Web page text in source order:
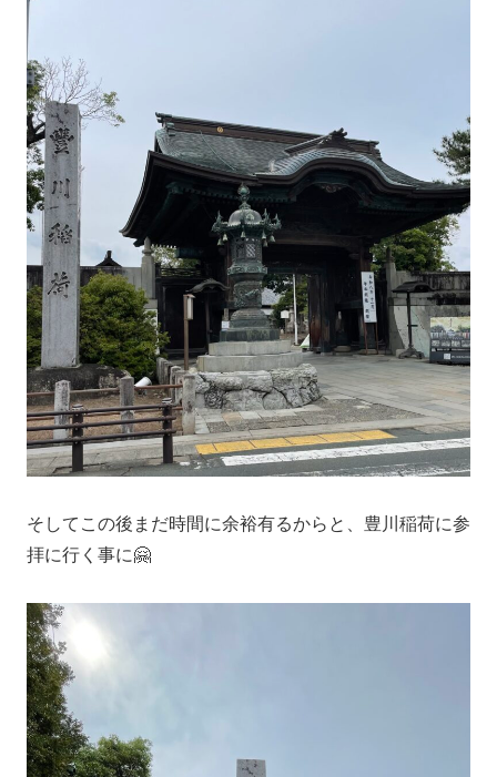
そしてこの後まだ時間に余裕有るからと、豊川稲荷に参
拝に行く事に🤗